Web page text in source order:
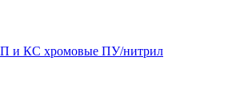
и КС хромовые ПУ/нитрил